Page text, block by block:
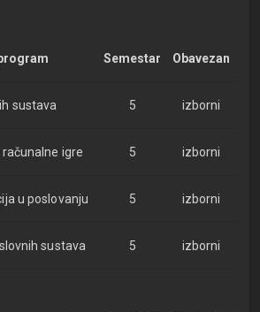
Semestar Obavezan
sustava 5 izborni
igre 5 izborni
u poslovanju 5 izborni
sustava 5 izborni